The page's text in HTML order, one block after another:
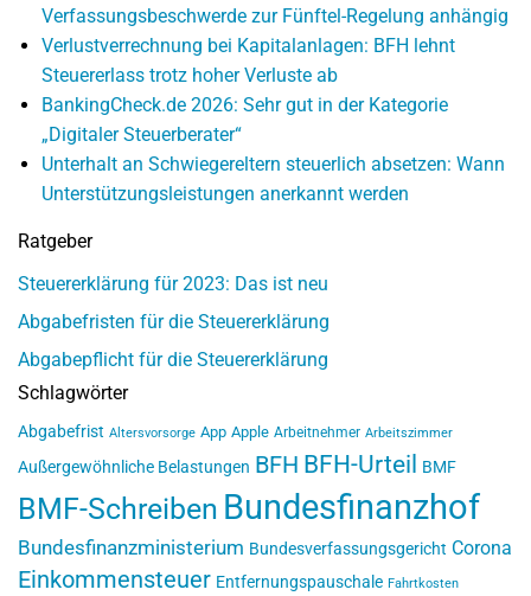
Verfassungsbeschwerde zur Fünftel-Regelung anhängig
Verlustverrechnung bei Kapitalanlagen: BFH lehnt
Steuererlass trotz hoher Verluste ab
BankingCheck.de 2026: Sehr gut in der Kategorie
„Digitaler Steuerberater“
Unterhalt an Schwiegereltern steuerlich absetzen: Wann
Unterstützungsleistungen anerkannt werden
Ratgeber
Steuererklärung für 2023: Das ist neu
Abgabefristen für die Steuererklärung
Abgabepflicht für die Steuererklärung
Schlagwörter
Abgabefrist Altersvorsorge App Apple Arbeitnehmer Arbeitszimmer
Außergewöhnliche Belastungen BFH BFH-Urteil BMF
BMF-Schreiben Bundesfinanzhof
Bundesfinanzministerium Bundesverfassungsgericht Corona
Einkommensteuer Entfernungspauschale Fahrtkosten